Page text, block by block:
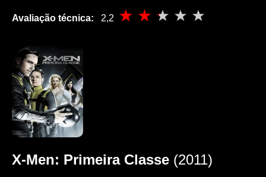
Avaliação técnica: 2,2
X-Men: Primeira Classe (2011)